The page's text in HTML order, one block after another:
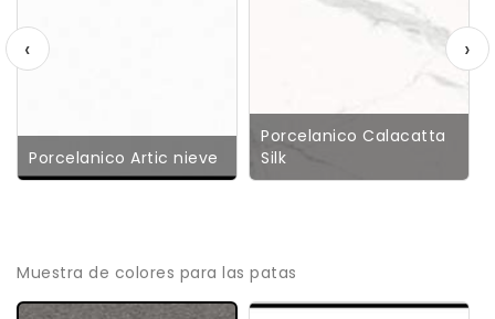
Porcelanico Artic nieve
Porcelanico Calacatta
Silk
‹ ›
Muestra de colores para las patas